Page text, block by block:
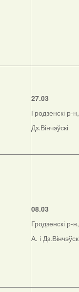
27.03
Гродзенскі р-н,
Дз.Вінчэўскі
08.03
Гродзенскі р-н,
А. і